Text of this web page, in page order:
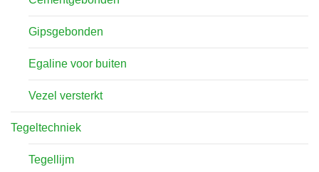
Gipsgebonden
Egaline voor buiten
Vezel versterkt
Tegeltechniek
Tegellijm